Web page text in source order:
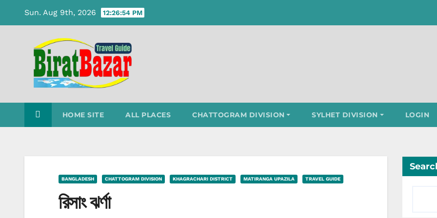
Sun. Aug 9th, 2026 12:26:55 PM
HOME SITE ALL PLACES CHATTOGRAM DIVISION SYLHET DIVISION LOGIN
BANGLADESH CHATTOGRAM DIVISION KHAGRACHARI DISTRICT MATIRANGA UPAZILA TRAVEL GUIDE
রিসাং ঝর্ণা